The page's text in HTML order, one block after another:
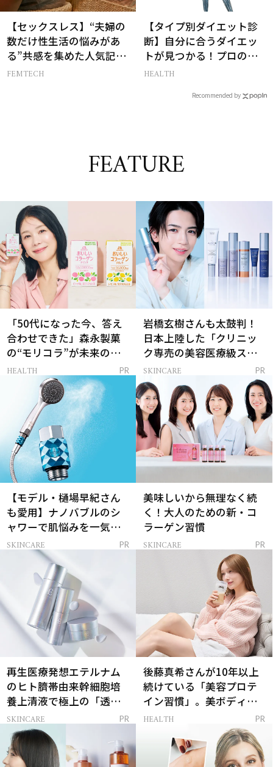
【セックスレス】“夫婦の
数だけ性生活の悩みがあ
る”共感を集めた人気記事
10選
FEMTECH
【タイプ別ダイエット診
断】自分に合うダイエッ
トが見つかる！プロの教
える体質別ダイエット方
HEALTH
Recommended by
FEATURE
「50代になった今、答え
合わせできた」森永製菓
の“モリコラ”が未来のキ
レイを連れてくる！
HEALTH PR
岩橋玄樹さんも太鼓判！
日本上陸した「クリニッ
ク専売の美容医療級スキ
ンケア」
SKINCARE PR
【モデル・樋場早紀さん
も愛用】ナノバブルのシ
ャワーで肌悩みを一気に
解決
SKINCARE PR
美味しいから無理なく続
く！大人のための新・コ
ラーゲン習慣
SKINCARE PR
再生医療発想エテルナム
のヒト臍帯由来幹細胞培
養上清液で極上の「透明
感ハリ肌」へ
SKINCARE PR
後藤真希さんが10年以上
続けている「美容プロテ
イン習慣」。美ボディを
支える朝ルーティンと
HEALTH PR